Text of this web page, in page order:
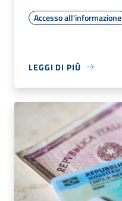
Accesso all'informazione
LEGGI DI PIÙ